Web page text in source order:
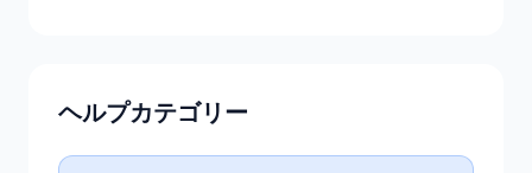
ヘルプカテゴリー